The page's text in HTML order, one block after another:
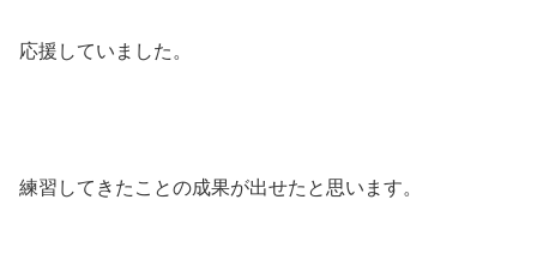
応援していました。
練習してきたことの成果が出せたと思います。